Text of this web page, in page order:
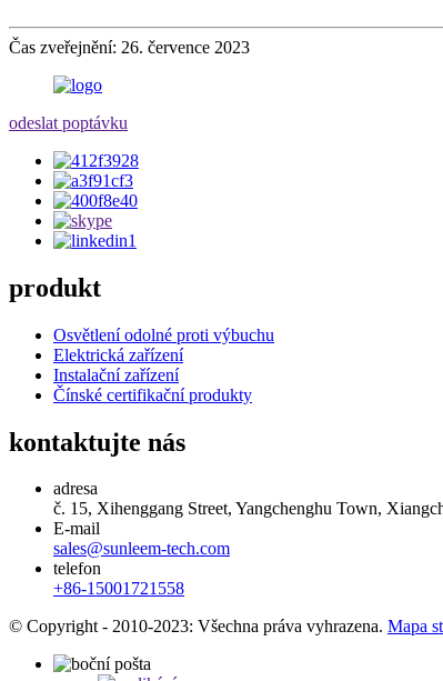
Čas zveřejnění: 26. července 2023
odeslat poptávku
produkt
Osvětlení odolné proti výbuchu
Elektrická zařízení
Instalační zařízení
Čínské certifikační produkty
kontaktujte nás
adresa
č. 15, Xihenggang Street, Yangchenghu Town,
E-mail
sales@sunleem-tech.com
telefon
+86-15001721558
© Copyright - 2010-2023: Všechna práva vyhrazena. Mapa